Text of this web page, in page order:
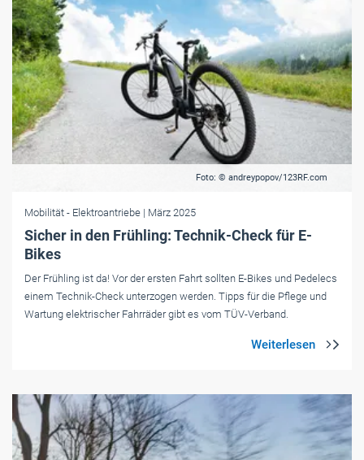
Foto: © andreypopov/123RF.com
Mobilität - Elektroantriebe | März 2025
Sicher in den Frühling: Technik-Check für E-
Bikes
Der Frühling ist da! Vor der ersten Fahrt sollten E-Bikes und Pedelecs
einem Technik-Check unterzogen werden. Tipps für die Pflege und
Wartung elektrischer Fahrräder gibt es vom TÜV-Verband.